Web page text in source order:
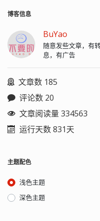
博客信息
BuYao
随意发些文章，有
息，有广告
文章数 185
评论数 20
文章阅读量 334563
运行天数 831天
主题配色
浅色主题
深色主题